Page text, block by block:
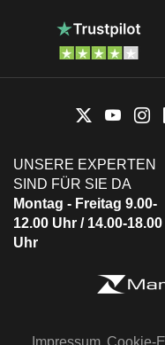
UNSERE EXPERTEN
SIND FÜR SIE DA
Montag - Freitag 9.00-
12.00 Uhr / 14.00-18.00
Uhr
Impressum Cookie-